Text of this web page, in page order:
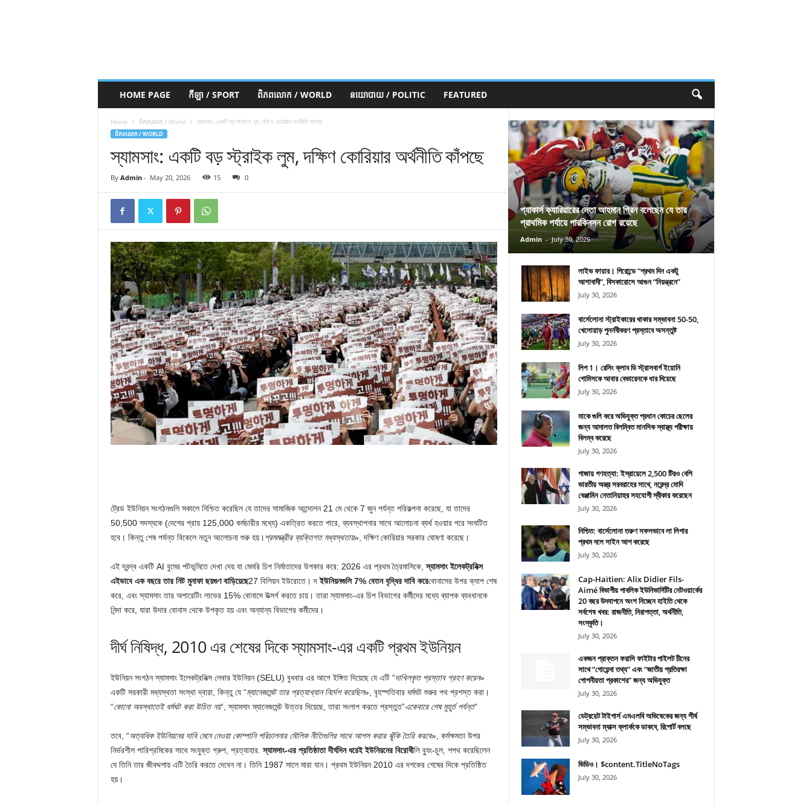
HOME PAGE កីឡា / SPORT ពិភពលោក / WORLD នយោបាយ / POLITIC FEATURED
Home ពិភពលោក / World স্যামসাং: একটি বড় স্ট্রাইক লুম, দক্ষিণ কোরিয়ার অর্থনীতি কাঁপছে
ពិភពលោក / WORLD
স্যামসাং: একটি বড় স্ট্রাইক লুম, দক্ষিণ কোরিয়ার অর্থনীতি কাঁপছে
By Admin- May 20, 2026 15 0
ট্রেড ইউনিয়ন সংগঠনগুলি সকালে নিশ্চিত করেছিল যে তাদের সামাজিক আন্দোলন 21 মে থেকে 7 জুন পর্যন্ত পরিকল্পনা করেছে, যা তাদের
50,500 সদস্যকে (দেশের প্রায় 125,000 কর্মচারীর মধ্যে) একত্রিত করতে পারে, ব্যবস্থাপনার সাথে আলোচনা ব্যর্থ হওয়ার পরে সংঘটিত
হবে। কিন্তু শেষ পর্যন্ত বিকেলে নতুন আলোচনা শুরু হয়।শ্রমমন্ত্রীর ব্যক্তিগত মধ্যস্থতায়», দক্ষিণ কোরিয়ার সরকার ঘোষণা করেছে।
এই দ্বন্দ্ব একটি AI বুমের পটভূমিতে দেখা দেয় যা মেমরি চিপ নির্মাতাদের উপকার করে: 2026 এর প্রথম ত্রৈমাসিকে,স্যামসাং ইলেকট্রনিক্স
এইভাবে এক বছরে তার নিট মুনাফা ছয়গুণ বাড়িয়েছে27 বিলিয়ন ইউরোতে। দইউনিয়নগুলি 7% বেতন বৃদ্ধির দাবি করেবোনাসের উপর ক্যাপ শেষ
করে, এবং স্যামসাং তার অপারেটিং লাভের 15% বোনাসে উত্সর্গ করতে চায়। তারা স্যামসাং-এর চিপ বিভাগের কর্মীদের মধ্যে ব্যাপক ব্যবধানকে
নিন্দা করে, যারা উদার বোনাস থেকে উপকৃত হয় এবং অন্যান্য বিভাগের কর্মীদের।
দীর্ঘ নিষিদ্ধ, 2010 এর শেষের দিকে স্যামসাং-এর একটি প্রথম ইউনিয়ন
ইউনিয়ন সংগঠন স্যামসাং ইলেকট্রনিক্স লেবার ইউনিয়ন (SELU) বুধবার এর আগে ইঙ্গিত দিয়েছে যে এটি “দাখিলকৃত প্রস্তাব গ্রহণ করেন»
একটি সরকারী মধ্যস্থতা সংস্থা দ্বারা, কিন্তু যে “ম্যানেজমেন্ট তার প্রত্যাখ্যান নির্দেশ করেছিল», বৃহস্পতিবার ধর্মঘট শুরুর পথ প্রশস্ত করা।
“কোনো অবস্থাতেই ধর্মঘট করা উচিত নয়“, স্যামসাং ম্যানেজমেন্ট উত্তর দিয়েছে, তারা সংলাপ করতে প্রস্তুত”একেবারে শেষ মুহূর্ত পর্যন্ত“
তবে, “অত্যধিক ইউনিয়নের দাবি মেনে নেওয়া কোম্পানি পরিচালনার মৌলিক নীতিগুলির সাথে আপস করার ঝুঁকি তৈরি করবে», কর্মক্ষমতা উপর
নির্ভরশীল পারিশ্রমিকের সাথে সংযুক্ত গ্রুপ, প্রত্যাহার.স্যামসাং-এর প্রতিষ্ঠাতা দীর্ঘদিন ধরেই ইউনিয়নের বিরোধীলি ব্যুং-চুল, শপথ করেছিলেন
যে তিনি তার জীবদ্দশায় এটি তৈরি করতে দেবেন না। তিনি 1987 সালে মারা যান। প্রথম ইউনিয়ন 2010 এর দশকের শেষের দিকে প্রতিষ্ঠিত
হয়।
প্যাকার্স ক্যারিয়ারের নেতা আহমান গ্রিন বলেছেন যে তার
প্রাথমিক পর্যায়ে পারকিনসন রোগ রয়েছে
Admin - July 30, 2026
লাইভ ফায়ার। গিরোন্ডে “প্রথম দিন একটু
আশাবাদী”, বিসকারোসে আগুন “নিয়ন্ত্রনে”
July 30, 2026
বার্সেলোনা স্ট্রাইকারের থাকার সম্ভাবনা 50-50,
খেলোয়াড় পুনর্নবীকরণ প্রস্তাবে অসন্তুষ্ট
July 30, 2026
লিগ 1। রেসিং ক্লাব ডি স্ট্রাসবার্গ ইয়োনি
গোমিসকে আবার বেভারেনকে ধার দিয়েছে
July 30, 2026
মাকে গুলি করে অভিযুক্ত প্রধান কোচের ছেলের
জন্য আদালত বিলম্বিত মানসিক স্বাস্থ্য পরীক্ষায়
বিলম্ব করেছে
July 30, 2026
গাজায় গণহত্যা: ইস্রায়েলে 2,500 টিরও বেশি
ভারতীয় অস্ত্র সরবরাহের সাথে, নরেন্দ্র মোদি
বেঞ্জামিন নেতানিয়াহুর সহযোগী স্বীকার করেছেন
July 30, 2026
নিশ্চিত: বার্সেলোনা তরুণ সফলভাবে লা লিগার
প্রথম দলে সাইন আপ করেছে
July 30, 2026
Cap-Haïtien: Alix Didier Fils-
Aimé বিভাগীয় পাবলিক ইউনিভার্সিটির নেটওয়ার্কের
20 বছর উদযাপনে অংশ নিচ্ছেন হাইতি থেকে
সর্বশেষ খবর: রাজনীতি, নিরাপত্তা, অর্থনীতি,
সংস্কৃতি।
July 30, 2026
একজন প্রাক্তন ফরাসি ফাইটার পাইলট চীনের
সাথে “গোয়েন্দা তথ্য” এবং “জাতীয় প্রতিরক্ষা
গোপনীয়তা প্রকাশের” জন্য অভিযুক্ত
July 30, 2026
ডেট্রয়েট টাইগার্স এমএলবি অভিষেকের জন্য শীর্ষ
সম্ভাবনা ম্যাক্স ক্লার্ককে ডাকবে, রিপোর্ট বলছে
July 30, 2026
ভিডিও। $content.TitleNoTags
July 30, 2026